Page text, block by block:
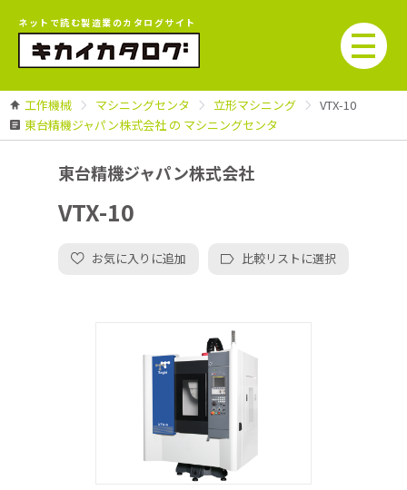
ネットで読む製造業のカタログサイト
工作機械 マシニングセンタ 立形マシニング
VTX-10
東台精機ジャパン株式会社 の マシニングセンタ
東台精機ジャパン株式会社
VTX-10
お気に入りに追加 比較リストに選択